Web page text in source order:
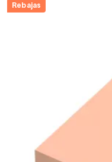
Rebajas